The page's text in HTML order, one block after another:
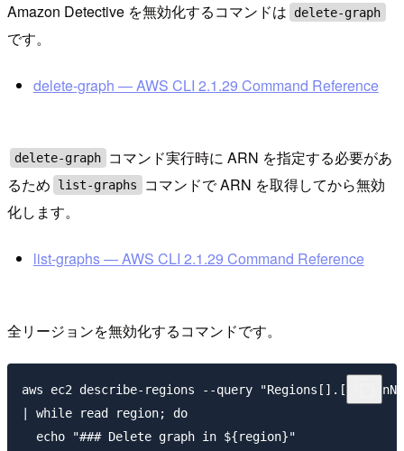
Amazon Detective を無効化するコマンドは delete-graph
です。
delete-graph — AWS CLI 2.1.29 Command Reference
delete-graph
コマンド実行時に ARN を指定する必要があ
るため
list-graphs
コマンドで ARN を取得してから無効
化します。
list-graphs — AWS CLI 2.1.29 Command Reference
全リージョンを無効化するコマンドです。
aws ec2 describe-regions --query
| while read region; do
  echo "### Delete graph in ${region}"